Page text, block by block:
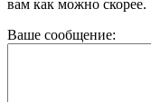
вам как можно скорее.
Ваше сообщение: